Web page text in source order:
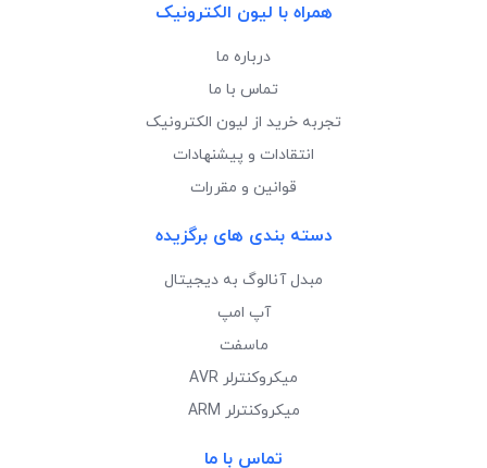
همراه با لیون الکترونیک
درباره ما
تماس با ما
تجربه خرید از لیون الکترونیک
انتقادات و پیشنهادات
قوانین و مقررات
دسته بندی های برگزیده
مبدل آنالوگ به دیجیتال
آپ امپ
ماسفت
میکروکنترلر AVR
میکروکنترلر ARM
تماس با ما